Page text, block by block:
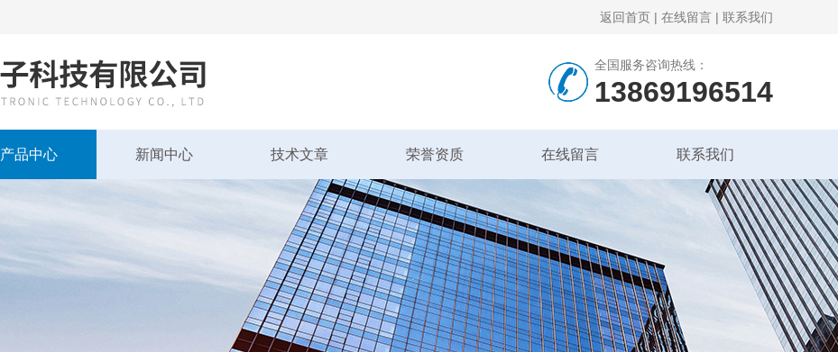
返回首页 | 在线留言 | 联系我们
全国服务咨询热线：
13869196514
产品中心 新闻中心 技术文章 荣誉资质 在线留言 联系我们